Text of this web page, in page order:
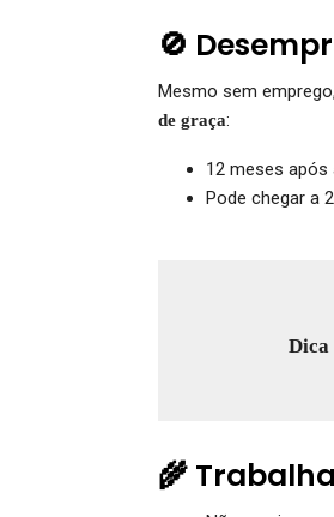
🚫
Mesmo sem
de graça:
12 meses
Pode chegar a
🌾